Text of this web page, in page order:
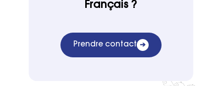
Français ?
Prendre contact ➔